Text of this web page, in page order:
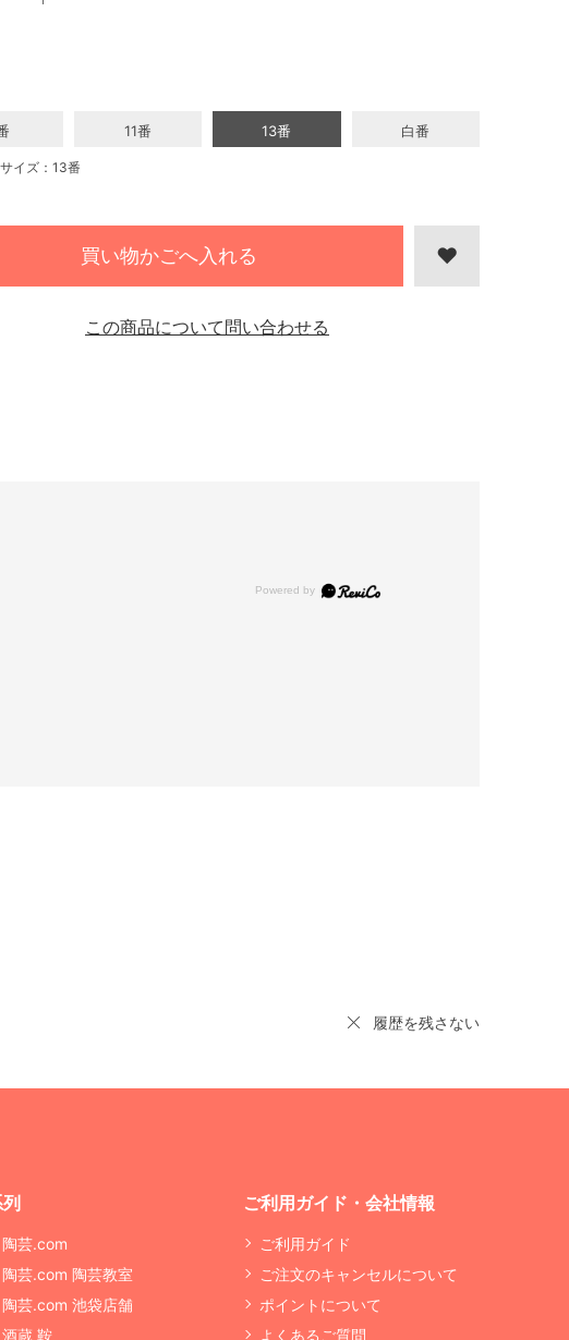
11番 13番 白番
イズ：13番
買い物かごへ入れる
この商品について問い合わせる
履歴を残さない
陶芸.com
陶芸.com 陶芸教室
陶芸.com 池袋店舗
酒蔵 鞍
ご利用ガイド・会社情報
ご利用ガイド
ご注文のキャンセルについて
ポイントについて
よくあるご質問